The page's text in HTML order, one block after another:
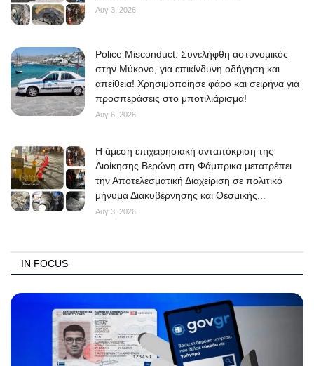
Αυγ 3, 2026
Police Misconduct: Συνελήφθη αστυνομικός
στην Μύκονο, για επικίνδυνη οδήγηση και
απείθεια! Χρησιμοποίησε φάρο και σειρήνα για
προσπεράσεις στο μποτιλιάρισμα!
Αυγ 6, 2026
Η άμεση επιχειρησιακή ανταπόκριση της
Διοίκησης Βερώνη στη Φάμπρικα μετατρέπει
την Αποτελεσματική Διαχείριση σε πολιτικό
μήνυμα Διακυβέρνησης και Θεσμικής...
Αυγ 3, 2026
IN FOCUS